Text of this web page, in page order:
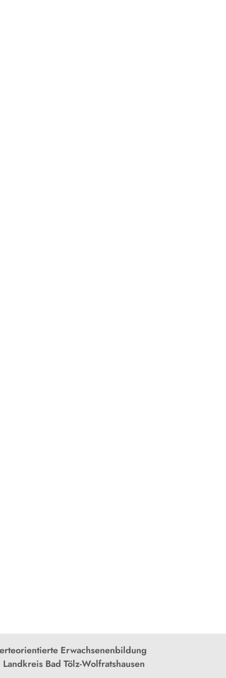
Erwachsenenbildung
Bad Tölz-Wolfratshausen